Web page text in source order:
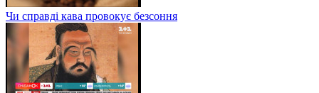
Чи справді кава провокує безсоння